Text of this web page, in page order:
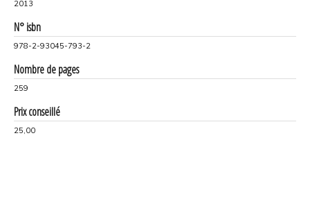
2013
N° isbn
978-2-93045-793-2
Nombre de pages
259
Prix conseillé
25,00